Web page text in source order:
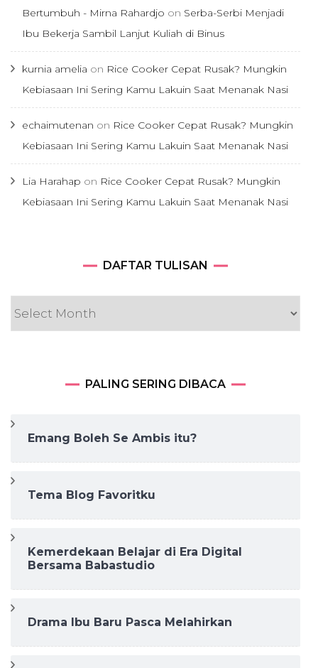
Bertumbuh - Mirna Rahardjo on Serba-Serbi Menjadi
Ibu Bekerja Sambil Lanjut Kuliah di Binus
kurnia amelia on Rice Cooker Cepat Rusak? Mungkin
Kebiasaan Ini Sering Kamu Lakuin Saat Menanak Nasi
echaimutenan on Rice Cooker Cepat Rusak? Mungkin
Kebiasaan Ini Sering Kamu Lakuin Saat Menanak Nasi
Lia Harahap on Rice Cooker Cepat Rusak? Mungkin
Kebiasaan Ini Sering Kamu Lakuin Saat Menanak Nasi
DAFTAR TULISAN
DAFTAR
PALING SERING DIBACA
Emang Boleh Se Ambis itu?
Tema Blog Favoritku
Kemerdekaan Belajar di Era Digital
Bersama Babastudio
Drama Ibu Baru Pasca Melahirkan